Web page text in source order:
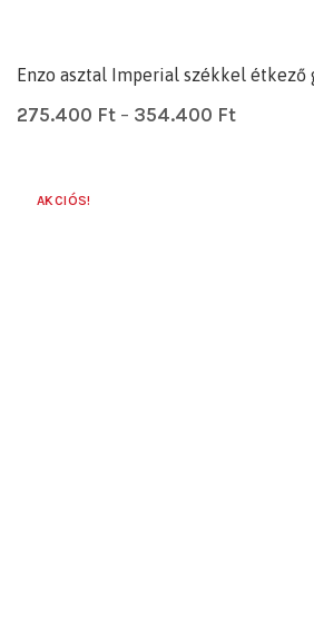
Enzo asztal Imperial székkel étkező
275.400 Ft – 354.400 Ft
AKCIÓS!